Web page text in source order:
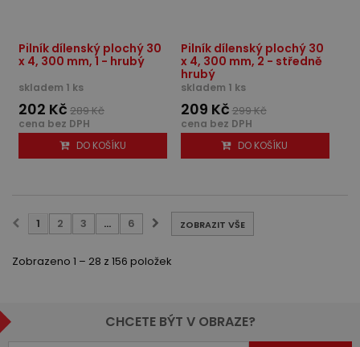
Pilník dílenský plochý 30
x 4, 300 mm, 1 - hrubý
skladem 1 ks
202 Kč 289 Kč
cena bez DPH
DO KOŠÍKU
Pilník dílenský plochý 30
x 4, 300 mm, 2 - středně
hrubý
skladem 1 ks
209 Kč 299 Kč
cena bez DPH
DO KOŠÍKU
ZOBRAZIT VŠE
1 2 3 ... 6
Zobrazeno 1 – 28 z 156 položek
CHCETE BÝT V OBRAZE?